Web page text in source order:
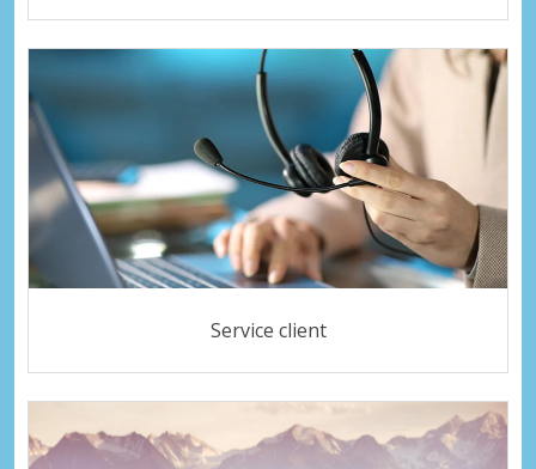
Service client